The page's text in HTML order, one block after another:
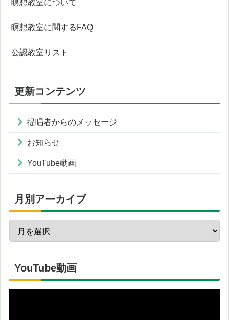
瞑想教室について
瞑想教室に関するFAQ
公認教室リスト
更新コンテンツ
提唱者からのメッセージ
お知らせ
YouTube動画
月別アーカイブ
YouTube動画